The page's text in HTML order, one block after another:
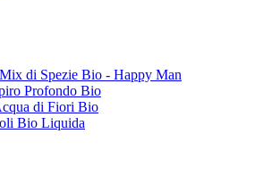
di Spezie Bio - Happy Man
Profondo Bio
di Fiori Bio
Bio Liquida